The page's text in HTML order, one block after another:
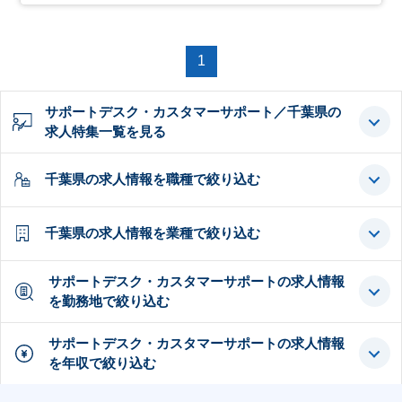
1
サポートデスク・カスタマーサポート／千葉県の
求人特集一覧を見る
千葉県の求人情報を職種で絞り込む
千葉県の求人情報を業種で絞り込む
サポートデスク・カスタマーサポートの求人情報
を勤務地で絞り込む
サポートデスク・カスタマーサポートの求人情報
を年収で絞り込む